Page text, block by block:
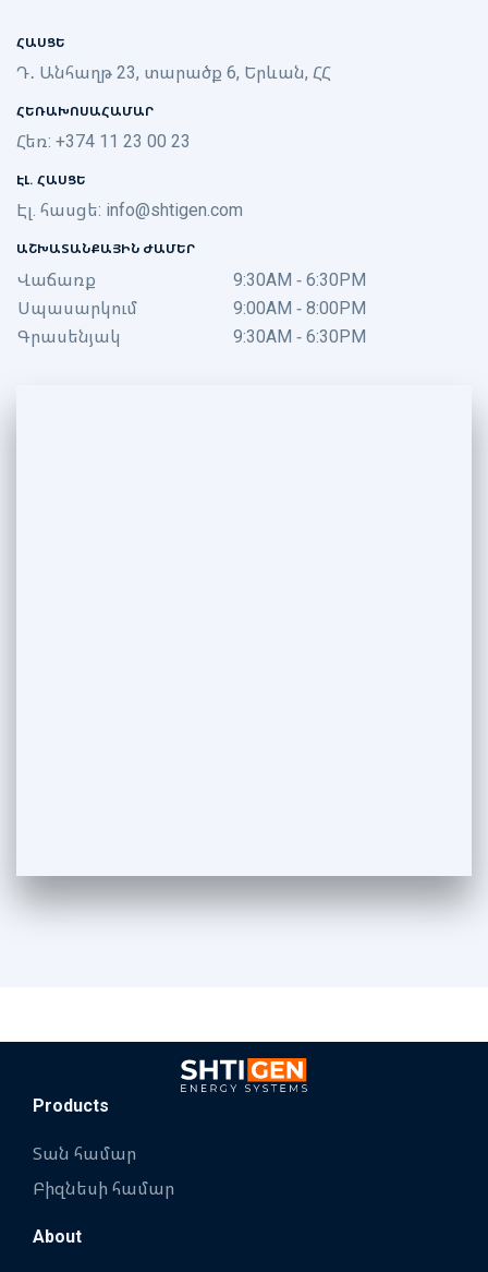
ՀԱՍՑԵ
Դ․ Անհաղթ 23, տարածք 6, Երևան, ՀՀ
ՀԵՌԱԽՈՍԱՀԱՄԱՐ
Հեռ: +374 11 23 00 23
ԷԼ. ՀԱՍՑԵ
Էլ. հասցե: info@shtigen.com
ԱՇԽԱՏԱՆՔԱՅԻՆ ԺԱՄԵՐ
Վաճառք
9:30AM - 6:30PM
Սպասարկում
9:00AM - 8:00PM
Գրասենյակ
9:30AM - 6:30PM
Products
Տան համար
Բիզնեսի համար
About